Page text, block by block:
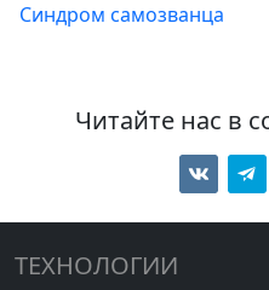
Синдром самозванца
Читайте нас в
ТЕХНОЛОГИИ